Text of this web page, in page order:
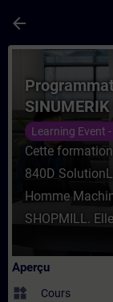
arrow_back
Cours -
Learning Event
Cette
840D
Homme
SHOPMILL.
Aperçu
widgets Cours